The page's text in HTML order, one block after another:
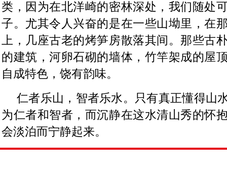
类，因为在北洋崎的密林深处，我们随处
子。尤其令人兴奋的是在一些山坳里，在
上，几座古老的烤笋房散落其间。那些古
的建筑，河卵石砌的墙体，竹竿架成的屋
自成特色，饶有韵味。
仁者乐山，智者乐水。只有真正懂得山
为仁者和智者，而沉静在这水清山秀的怀
会淡泊而宁静起来。